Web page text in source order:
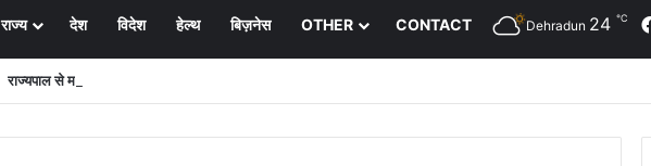
राज्य देश विदेश हेल्थ बिज़नेस OTHER CONTACT Dehradun 24 ℃
राज्यपाल से महालेखाकार, लेखापरीक्षा उत्तराखंड संजीव कुमार ने की शिष्टाचार भेंट